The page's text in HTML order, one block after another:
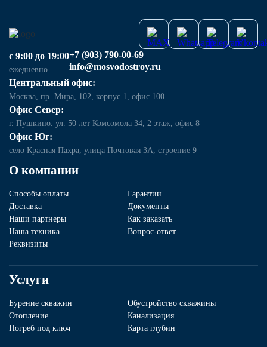
О компании
Способы оплаты
Гарантии
Доставка
Документы
Наши партнеры
Как заказать
Наша техника
Вопрос-ответ
Реквизиты
Услуги
Бурение скважин
Обустройство скважины
Отопление
Канализация
Погреб под ключ
Карта глубин
с 9:00 до 19:00
ежедневно
+7 (903) 790-00-69
info@mosvodostroy.ru
Центральный офис:
Москва, пр. Мира, 102, корпус 1, офис 100
Офис Север:
г. Пушкино. ул. 50 лет Комсомола 34, 2 этаж, офис 8
Офис Юг:
село Красная Пахра, улица Почтовая 3А, строение 9